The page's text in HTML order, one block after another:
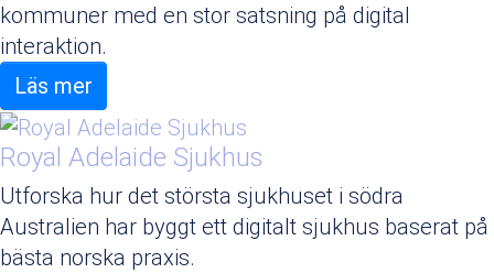
kommuner med en stor satsning på digital
interaktion.
Läs mer
Royal Adelaide Sjukhus
Utforska hur det största sjukhuset i södra
Australien har byggt ett digitalt sjukhus baserat på
bästa norska praxis.